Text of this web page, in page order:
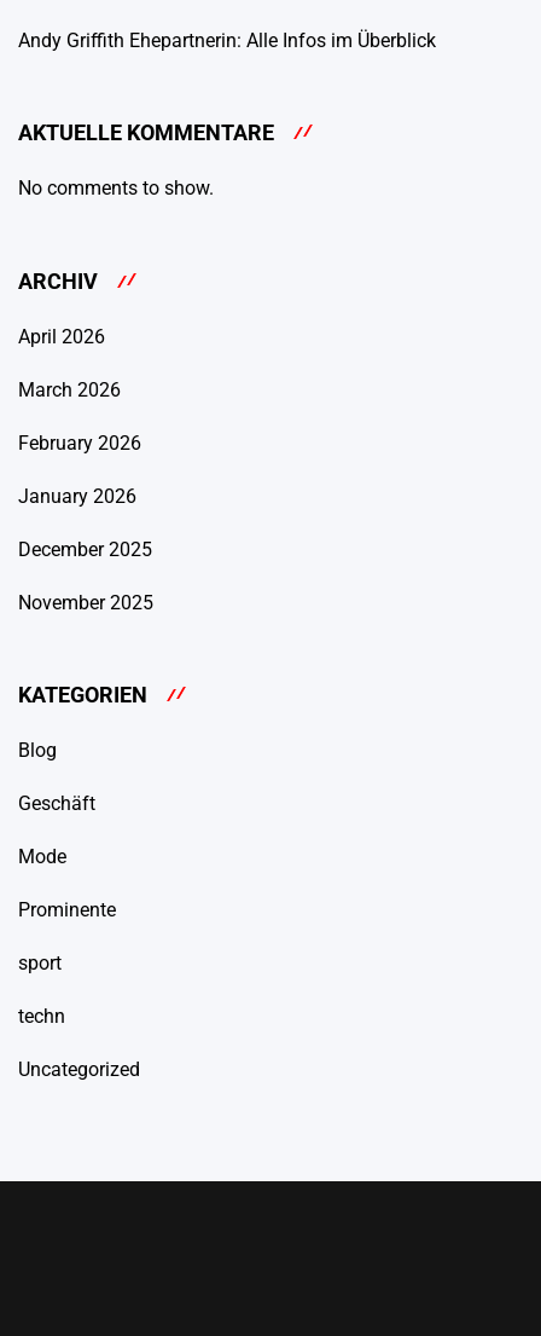
Andy Griffith Ehepartnerin: Alle Infos im Überblick
AKTUELLE KOMMENTARE
No comments to show.
ARCHIV
April 2026
March 2026
February 2026
January 2026
December 2025
November 2025
KATEGORIEN
Blog
Geschäft
Mode
Prominente
sport
techn
Uncategorized